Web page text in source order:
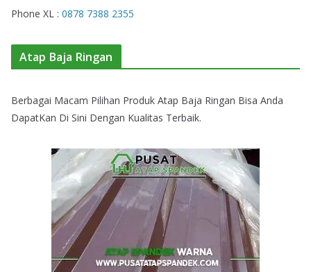
Phone XL : 0878 7388 2355
Atap Baja Ringan
Berbagai Macam Pilihan Produk Atap Baja Ringan Bisa Anda
DapatKan Di Sini Dengan Kualitas Terbaik.